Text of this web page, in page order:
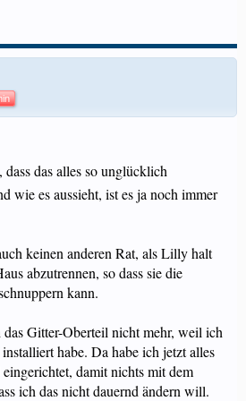
das alles so unglücklich
wie es aussieht, ist es ja noch immer
keinen anderen Rat, als Lilly halt
abzutrennen, so dass sie die
kann.
Gitter-Oberteil nicht mehr, weil ich
habe. Da habe ich jetzt alles
damit nichts mit dem
ich das nicht dauernd ändern will.